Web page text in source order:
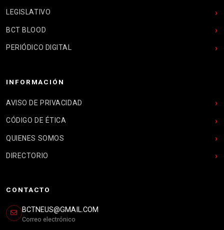
LEGISLATIVO
BCT BLOOD
PERIÓDICO DIGITAL
INFORMACIÓN
AVISO DE PRIVACIDAD
CÓDIGO DE ÉTICA
QUIENES SOMOS
DIRECTORIO
CONTACTO
BCTNEUS@GMAIL.COM
Correo electrónico